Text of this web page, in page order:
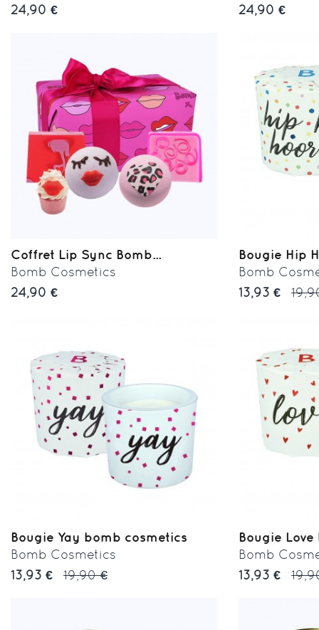
24,90 €
24,90 €
Coffret Lip Sync Bomb...
Bomb Cosmetics
24,90 €
Bougie Hip
Bomb
13,93 €
Bougie Yay bomb cosmetics
Bomb Cosmetics
13,93 €
19,90 €
Bougie Love
Bomb
13,93 €